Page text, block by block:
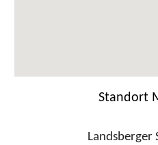
Standort
Landsberger